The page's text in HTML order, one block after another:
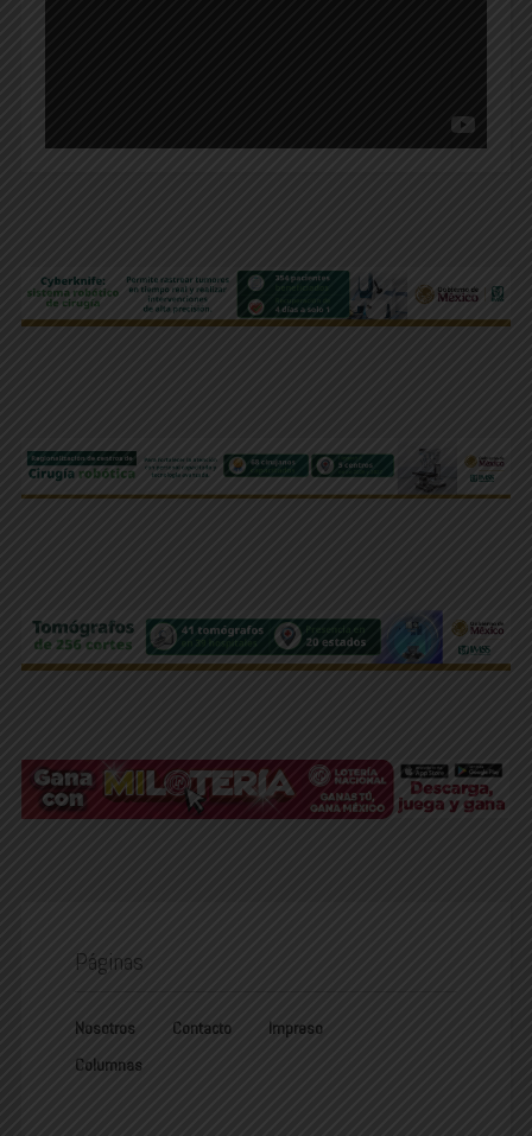
Páginas
Nosotros Contacto
Impreso
Columnas